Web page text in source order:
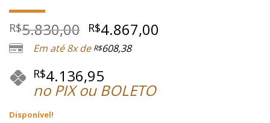
R$5.830,00 O
preço
original
era:
R$5.830,00.
R$4.867,00
Em até 8x de R$608,38
R$4.136,95
no PIX ou BOLETO
Disponível!